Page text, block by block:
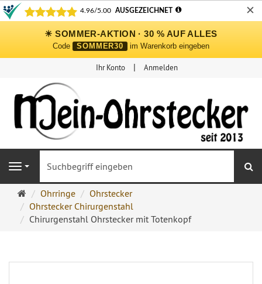
✕
☀ SOMMER-AKTION · 30 % AUF ALLES
Code SOMMER30 im Warenkorb eingeben
Ihr Konto Anmelden
Navigation
Ohrringe
Ohrstecker
Onlineshop
Ohrringe
Ohrstecker
Ohrstecker Chirurgenstahl
Chirurgenstahl Ohrstecker mit Totenkopf